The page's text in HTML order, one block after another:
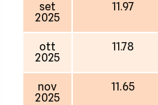
set
2025
11.97
ott
2025
11.78
nov
2025
11.65